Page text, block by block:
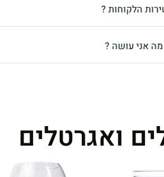
הלקוחות ?
אני עושה ?
ואגרטלים